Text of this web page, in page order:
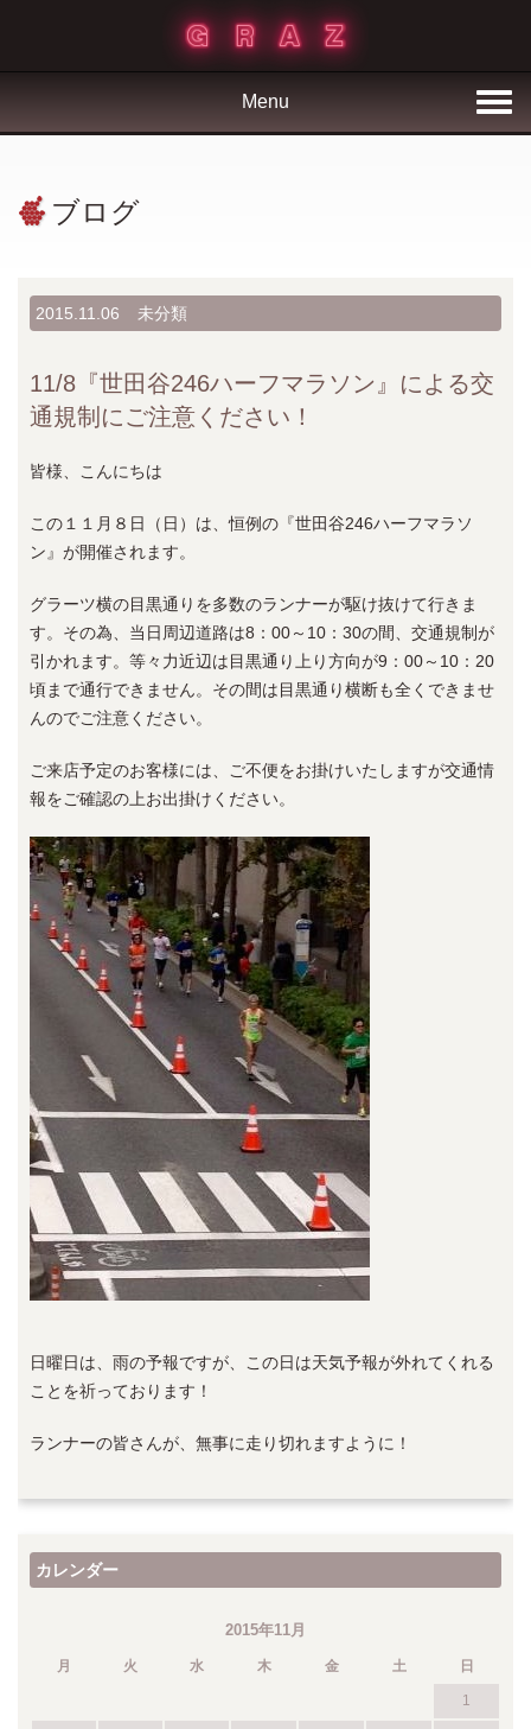
Menu
ブログ
2015.11.06 未分類
11/8『世田谷246ハーフマラソン』による交
通規制にご注意ください！
皆様、こんにちは
この１１月８日（日）は、恒例の『世田谷246ハーフマラソ
ン』が開催されます。
グラーツ横の目黒通りを多数のランナーが駆け抜けて行きま
す。その為、当日周辺道路は8：00～10：30の間、交通規制が
引かれます。等々力近辺は目黒通り上り方向が9：00～10：20
頃まで通行できません。その間は目黒通り横断も全くできませ
んのでご注意ください。
ご来店予定のお客様には、ご不便をお掛けいたしますが交通情
報をご確認の上お出掛けください。
日曜日は、雨の予報ですが、この日は天気予報が外れてくれる
ことを祈っております！
ランナーの皆さんが、無事に走り切れますように！
カレンダー
2015年11月
月 火 水 木 金 土 日
1